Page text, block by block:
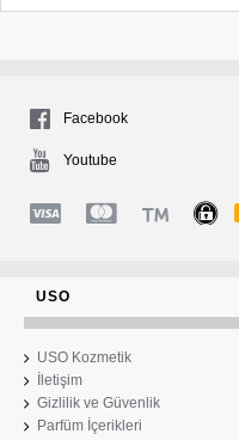
Facebook
Youtube
USO
USO Kozmetik
İletişim
Gizlilik ve Güvenlik
Parfüm İçerikleri